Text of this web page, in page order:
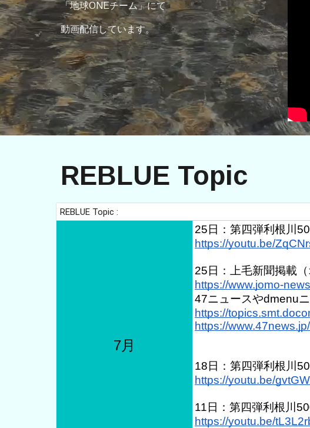
「地球ONEチーム」にて
動画配信しています。
REBLUE Topic